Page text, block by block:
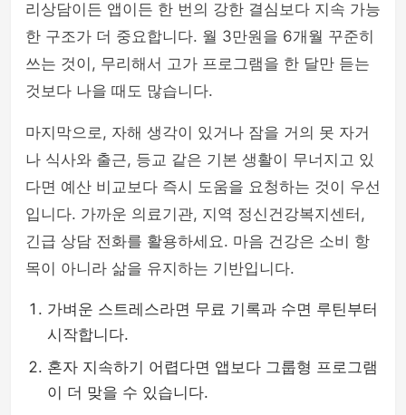
리상담이든 앱이든 한 번의 강한 결심보다 지속 가능
한 구조가 더 중요합니다. 월 3만원을 6개월 꾸준히
쓰는 것이, 무리해서 고가 프로그램을 한 달만 듣는
것보다 나을 때도 많습니다.
마지막으로, 자해 생각이 있거나 잠을 거의 못 자거
나 식사와 출근, 등교 같은 기본 생활이 무너지고 있
다면 예산 비교보다 즉시 도움을 요청하는 것이 우선
입니다. 가까운 의료기관, 지역 정신건강복지센터,
긴급 상담 전화를 활용하세요. 마음 건강은 소비 항
목이 아니라 삶을 유지하는 기반입니다.
가벼운 스트레스라면 무료 기록과 수면 루틴부터
시작합니다.
혼자 지속하기 어렵다면 앱보다 그룹형 프로그램
이 더 맞을 수 있습니다.